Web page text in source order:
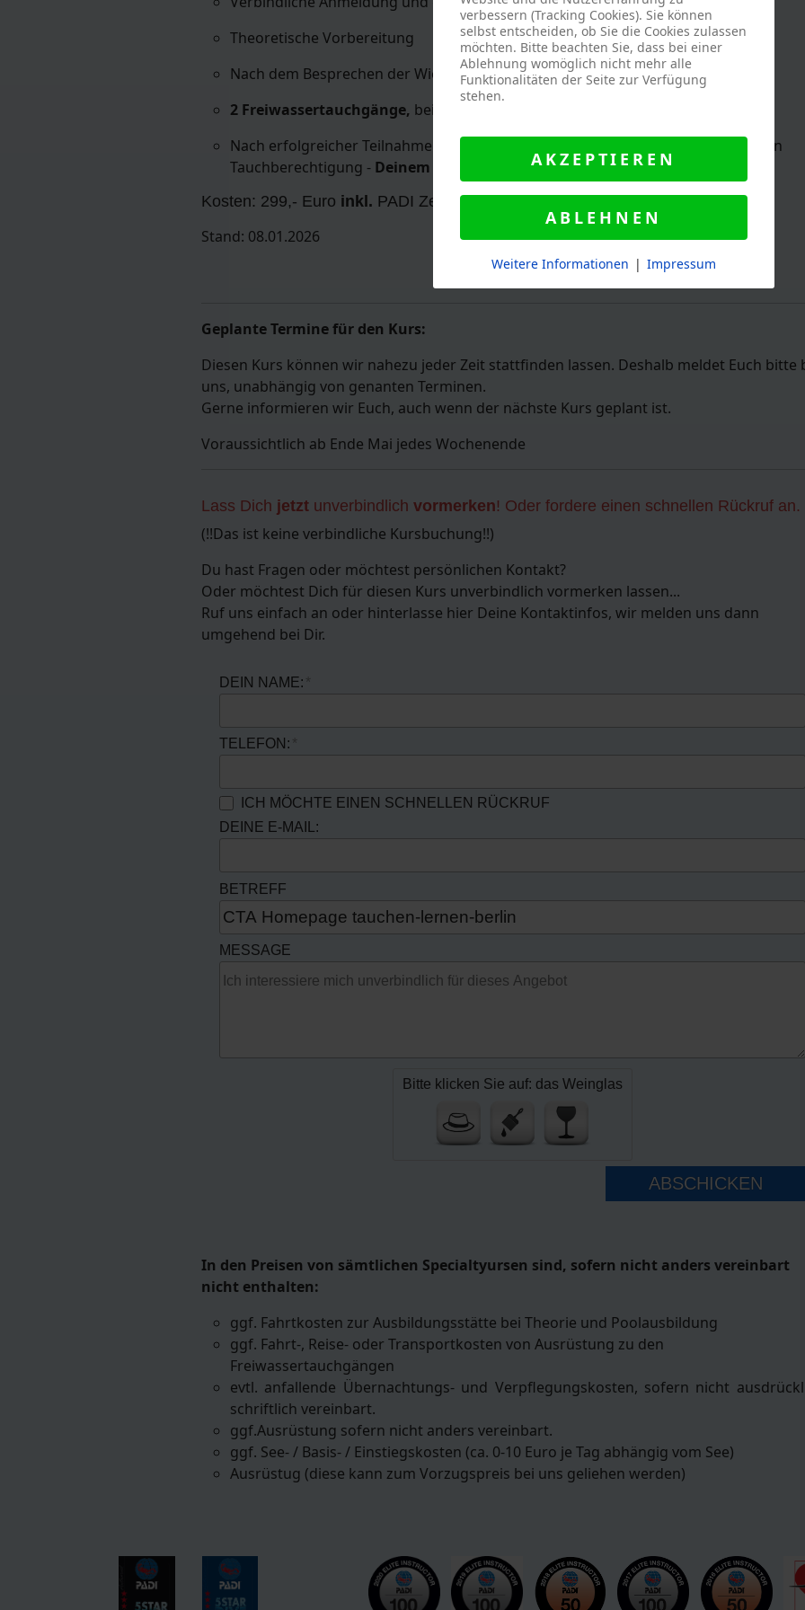
Theoretische Vorbereitung
Nach dem Besprechen der Wiederholungsfragen
2 Freiwassertauchgänge, bei denen Du das Gelernte anwenden musst.
Nach erfolgreicher Teilnahme gratulieren wir Dir zu Deiner international gültigen
Tauchberechtigung - Deinem PADI Scooter Diver Brevet
Kosten: 299,- Euro inkl. PADI Zertifizierungsgebühr
Stand: 08.01.2026
Geplante Termine für den Kurs:
Diesen Kurs können wir nahezu jeder Zeit stattfinden lassen. Deshalb meldet Euch bitte
uns, unabhängig von genanten Terminen.
Gerne informieren wir Euch, auch wenn der nächste Kurs geplant ist.
Voraussichtlich ab Ende Mai jedes Wochenende
Lass Dich jetzt unverbindlichvormerken! Oder fordere einen schnellen Rückruf an.
(!!Das ist keine verbindliche Kursbuchung!!)
Du hast Fragen oder möchtest persönlichen Kontakt?
Oder möchtest Dich für diesen Kurs unverbindlich vormerken lassen...
Ruf uns einfach an oder hinterlasse hier Deine Kontaktinfos, wir melden uns dann
umgehend bei Dir.
DEIN NAME:
TELEFON:
ICH MÖCHTE EINEN SCHNELLEN RÜCKRUF
DEINE E-MAIL:
BETREFF
MESSAGE
Bitte klicken Sie auf: das Weinglas
ABSCHICKEN
In den Preisen von sämtlichen Specialtyursen sind, sofern nicht anders vereinbart
nicht enthalten:
ggf. Fahrtkosten zur Ausbildungsstätte bei Theorie und Poolausbildung
ggf. Fahrt-, Reise- oder Transportkosten von Ausrüstung zu den
Freiwassertauchgängen
evtl. anfallende Übernachtungs- und Verpflegungskosten, sofern nicht
schriftlich vereinbart.
ggf.Ausrüstung sofern nicht anders vereinbart.
ggf. See- / Basis- / Einstiegskosten (ca. 0-10 Euro je Tag abhängig vom See)
Ausrüstug (diese kann zum Vorzugspreis bei uns geliehen werden)
verbessern (Tracking Cookies). Sie können
selbst entscheiden, ob Sie die Cookies zulassen
möchten. Bitte beachten Sie, dass bei einer
Ablehnung womöglich nicht mehr alle
Funktionalitäten der Seite zur Verfügung
stehen.
AKZEPTIEREN
ABLEHNEN
Weitere Informationen | Impressum